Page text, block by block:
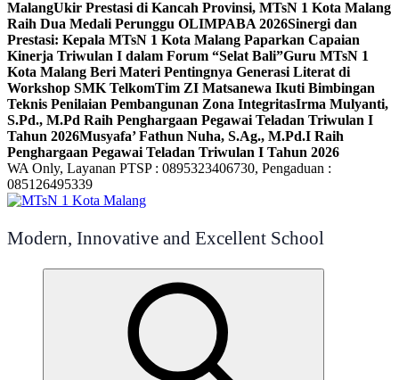
MalangUkir Prestasi di Kancah Provinsi, MTsN 1 Kota Malang
Raih Dua Medali Perunggu OLIMPABA 2026Sinergi dan
Prestasi: Kepala MTsN 1 Kota Malang Paparkan Capaian
Kinerja Triwulan I dalam Forum “Selat Bali”Guru MTsN 1
Kota Malang Beri Materi Pentingnya Generasi Literat di
Workshop SMK TelkomTim ZI Matsanewa Ikuti Bimbingan
Teknis Penilaian Pembangunan Zona IntegritasIrma Mulyanti,
S.Pd., M.Pd Raih Penghargaan Pegawai Teladan Triwulan I
Tahun 2026Musyafa’ Fathun Nuha, S.Ag., M.Pd.I Raih
Penghargaan Pegawai Teladan Triwulan I Tahun 2026
WA Only, Layanan PTSP : 0895323406730, Pengaduan :
085126495339
Modern, Innovative and Excellent School